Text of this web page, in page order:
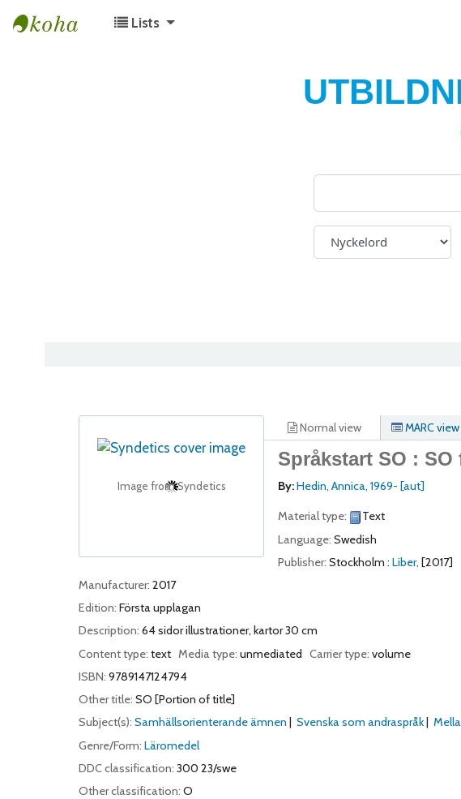
Lists
Image from Syndetics
Normal view MARC view
Språkstart SO :
By:Hedin, Annica, 1969- [aut]
Material type:
Text
Language: Swedish
Publisher: Stockholm : Liber, [2017]
Manufacturer: 2017
Edition: Första upplagan
Description: 64 sidor illustrationer, kartor 30 cm
Content type: text Media type: unmediated Carrier type: volume
ISBN: 9789147124794
Other title: SO [Portion of title]
Subject(s): Samhällsorienterande ämnen Svenska som andraspråk
Genre/Form: Läromedel
DDC classification: 300 23/swe
Other classification: O